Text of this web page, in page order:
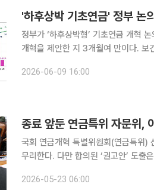
'하후상박 기초연금' 정부
정부가 ‘하후상박형’ 기초연금 개혁
개혁을 제안한 지 3개월여 만이다. 보건복지부는 9일 서울 중구 서울역 회의실에서 현수엽 1차관이
원, 최옥금 국민연금연구원 연금제도
2026-06-09 16:00
종료 앞둔 연금특위 자문위,
국회 연금개혁 특별위원회(연금특위)
무리한다. 다만 합의된 ‘권고안’ 도출은 현실적
국민연금 모수개혁(‘국민연금법’ 개
2026-05-23 06:00